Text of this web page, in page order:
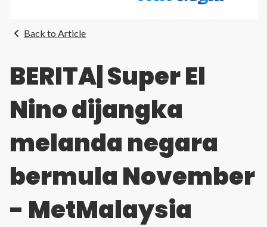
Back to Article
BERITA| Super El
Nino dijangka
melanda negara
bermula November
- MetMalaysia